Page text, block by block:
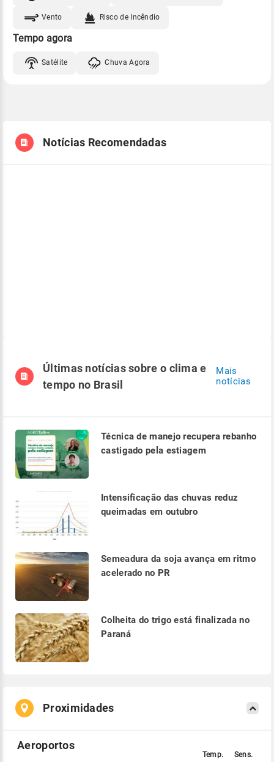
Vento Risco de Incêndio
Tempo agora
Satélite Chuva Agora
Notícias Recomendadas
Últimas notícias sobre o clima e
tempo no Brasil
Mais
notícias
Técnica de manejo recupera rebanho
castigado pela estiagem
Intensificação das chuvas reduz
queimadas em outubro
Semeadura da soja avança em ritmo
acelerado no PR
Colheita do trigo está finalizada no
Paraná
Proximidades